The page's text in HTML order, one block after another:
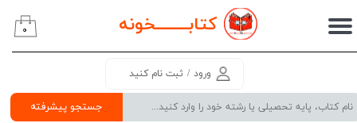
کتابــــــــخونه
جستجو پیشرفته
ورود / ثبت نام کنید
حساب کاربری من
سفارشات
۰